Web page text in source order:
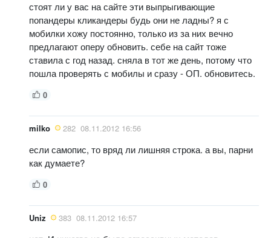
стоят ли у вас на сайте эти выпрыгивающие
попандеры кликандеры будь они не ладны? я с
мобилки хожу постоянно, только из за них вечно
предлагают оперу обновить. себе на сайт тоже
ставила с год назад. сняла в тот же день, потому что
пошла проверять с мобилы и сразу - ОП. обновитесь.
0
milko 282 08.11.2012 16:56
если самопис, то вряд ли лишняя строка. а вы, парни
как думаете?
0
Uniz 383 08.11.2012 16:57